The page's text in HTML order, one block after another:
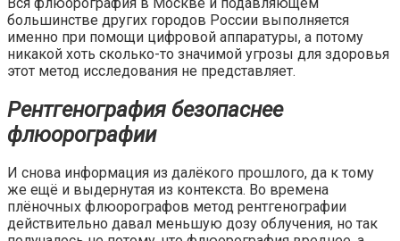
большинстве других городов России выполняется
именно при помощи цифровой аппаратуры, а потому
никакой хоть сколько-то значимой угрозы для здоровья
этот метод исследования не представляет.
Рентгенография безопаснее
флюорографии
И снова информация из далёкого прошлого, да к тому
же ещё и выдернутая из контекста. Во времена
плёночных флюорографов метод рентгенографии
действительно давал меньшую дозу облучения, но так